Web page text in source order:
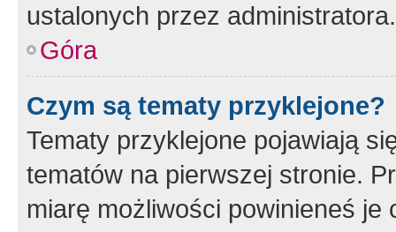
ustalonych przez administratora.
Góra
Czym są tematy przyklejone?
Tematy przyklejone pojawiają
tematów na pierwszej stronie.
miarę możliwości powinieneś je